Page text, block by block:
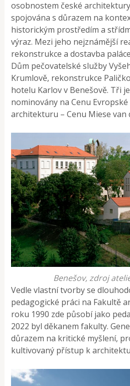
osobnostem české
spojována s důrazem na
historickým prostředím a
výraz. Mezi jeho nejznámější
rekonstrukce a dostavba
Dům pečovatelské služby
Krumlově, rekonstrukce
hotelu Karlov v Benešově. Tři
nominovány na Cenu
architekturu – Cenu Miese van
Benešov, zdroj
Vedle vlastní tvorby se
pedagogické práci na Fakultě
roku 1990 zde působí jako
2022 byl děkanem fakulty.
důrazem na kritické myšlení,
kultivovaný přístup k